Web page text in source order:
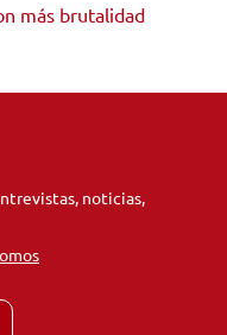
más brutalidad
noticias,